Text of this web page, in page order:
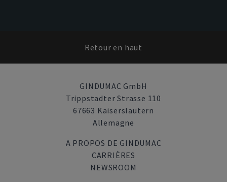
Retour en haut
GINDUMAC GmbH
Trippstadter Strasse 110
67663 Kaiserslautern
Allemagne
A PROPOS DE GINDUMAC
CARRIÈRES
NEWSROOM